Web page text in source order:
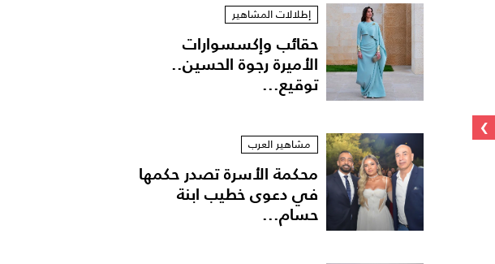
›
إطلالات المشاهير
حقائب وإكسسوارات
الأميرة رجوة الحسين..
توقيع...
مشاهير العرب
محكمة الأسرة تصدر حكمها
في دعوى خطيب ابنة
حسام...